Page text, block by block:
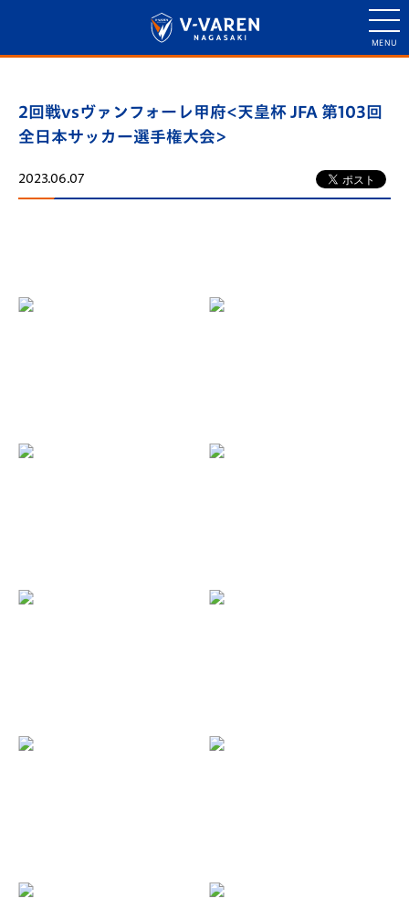
2回戦vsヴァンフォーレ甲府<天皇杯 JFA 第103回
全日本サッカー選手権大会>
2023.06.07